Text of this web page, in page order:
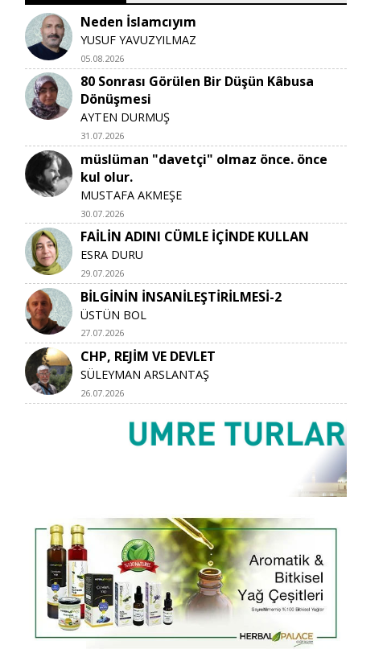
Neden İslamcıyım
YUSUF YAVUZYILMAZ
05.08.2026
80 Sonrası Görülen Bir Düşün Kâbusa
Dönüşmesi
AYTEN DURMUŞ
31.07.2026
müslüman "davetçi" olmaz önce. önce
kul olur.
MUSTAFA AKMEŞE
30.07.2026
FAİLİN ADINI CÜMLE İÇİNDE KULLAN
ESRA DURU
29.07.2026
BİLGİNİN İNSANİLEŞTİRİLMESİ-2
ÜSTÜN BOL
27.07.2026
CHP, REJİM VE DEVLET
SÜLEYMAN ARSLANTAŞ
26.07.2026